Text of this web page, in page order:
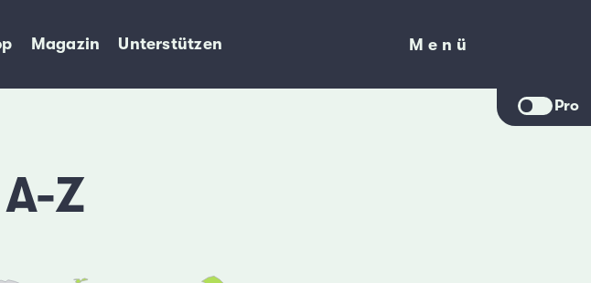
Magazin Unterstützen
Menü
Menü
Pro
Z